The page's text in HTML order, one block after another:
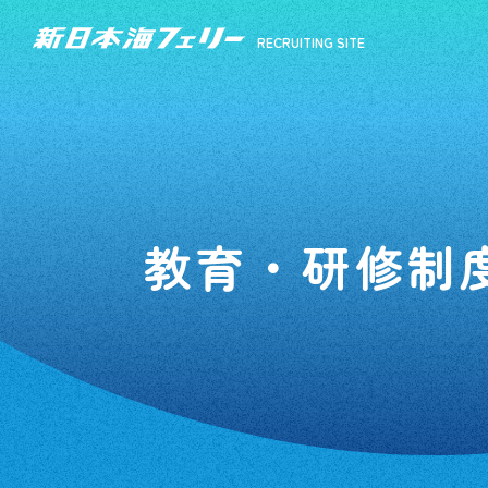
RECRUITING SITE
RECRUITING SITE
教育・研修制